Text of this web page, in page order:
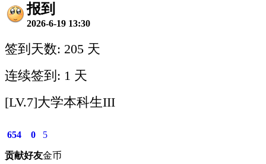
报到
2026-6-19 13:30
签到天数: 205 天
连续签到: 1 天
[LV.7]大学本科生III
654
贡献
0
好友
5
金币